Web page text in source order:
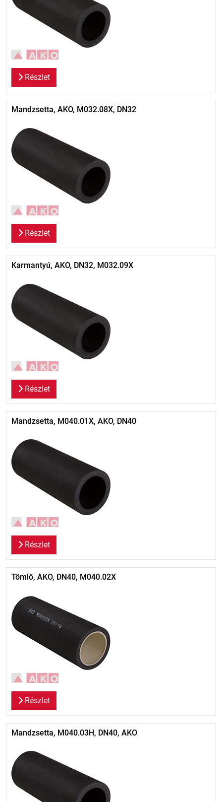
Részlet
Mandzsetta, AKO, M032.08X, DN32
Részlet
Karmantyú, AKO, DN32, M032.09X
Részlet
Mandzsetta, M040.01X, AKO, DN40
Részlet
Tömlő, AKO, DN40, M040.02X
Részlet
Mandzsetta, M040.03H, DN40, AKO